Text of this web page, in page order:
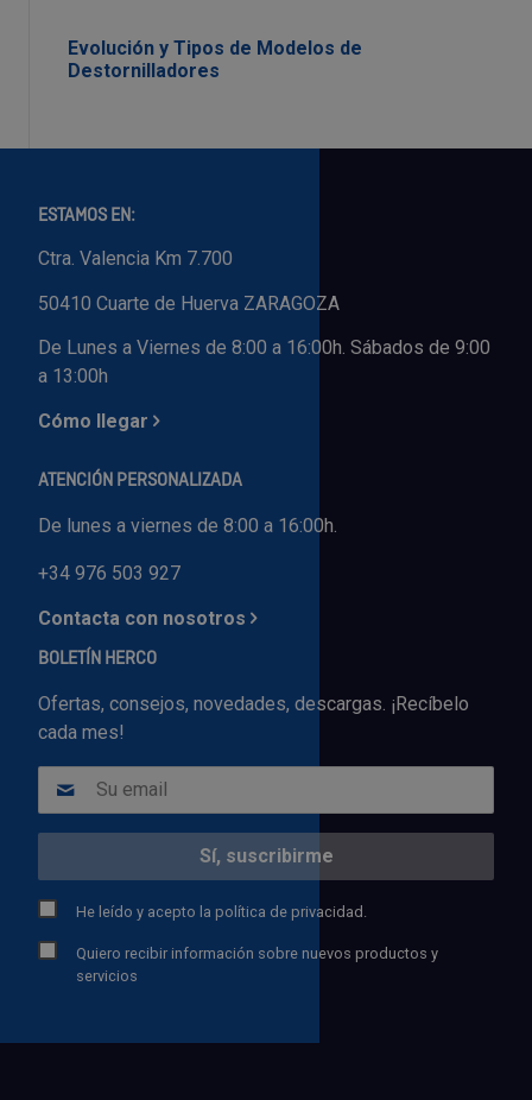
Evolución y Tipos de Modelos de
Destornilladores
ESTAMOS EN:
Ctra. Valencia Km 7.700
50410 Cuarte de Huerva ZARAGOZA
De Lunes a Viernes de 8:00 a 16:00h. Sábados de 9:00
a 13:00h
Cómo llegar
ATENCIÓN PERSONALIZADA
De lunes a viernes de 8:00 a 16:00h.
+34 976 503 927
Contacta con nosotros
BOLETÍN HERCO
Ofertas, consejos, novedades, descargas. ¡Recíbelo
cada mes!
He leído y acepto la política de privacidad.
Quiero recibir información sobre nuevos productos y
servicios